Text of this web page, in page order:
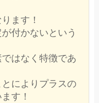
ます！
付かないという
はなく特徴であ
によりプラスの
す！